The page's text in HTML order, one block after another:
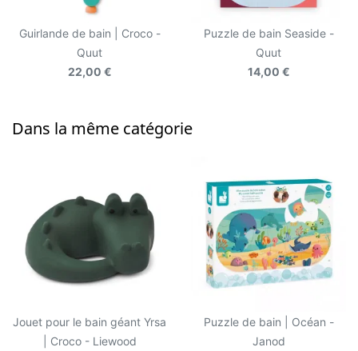
Guirlande de bain | Croco -
Quut
22,00 €
Puzzle de bain Seaside -
Quut
14,00 €
Dans la même catégorie
Jouet pour le bain géant Yrsa
| Croco - Liewood
Puzzle de bain | Océan -
Janod